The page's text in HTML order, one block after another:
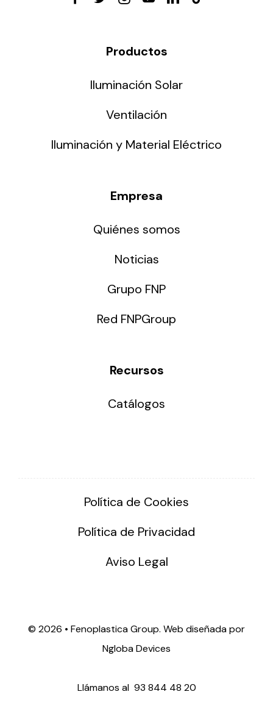
Productos
Iluminación Solar
Ventilación
Iluminación y Material Eléctrico
Empresa
Quiénes somos
Noticias
Grupo FNP
Red FNPGroup
Recursos
Catálogos
Política de Cookies
Política de Privacidad
Aviso Legal
© 2026 • Fenoplastica Group. Web diseñada por
Ngloba Devices
Llámanos al 93 844 48 20